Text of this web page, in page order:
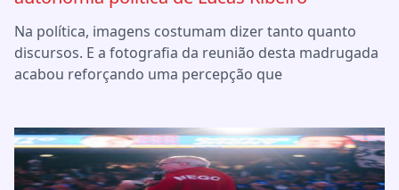
Na política, imagens costumam dizer tanto quanto
discursos. E a fotografia da reunião desta madrugada
acabou reforçando uma percepção que